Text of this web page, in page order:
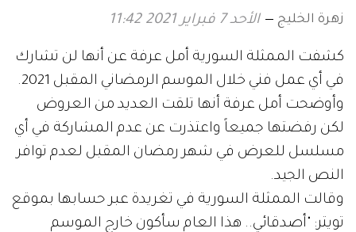
زهرة الخليج الأحد 7 فبراير 2021 11:42
كشفت الممثلة السورية أمل عرفة عن أنها لن تشارك
في أي عمل فني خلال الموسم الرمضاني المقبل 2021.
وأوضحت أمل عرفة أنها تلقت العديد من العروض
لكن رفضتها جميعاً واعتذرت عن عدم المشاركة في أي
مسلسل للعرض في شهر رمضان المقبل لعدم توافر
النص الجيد.
وقالت الممثلة السورية في تغريدة عبر حسابها بموقع
تويتر: "أصدقائي.. هذا العام سأكون خارج الموسم